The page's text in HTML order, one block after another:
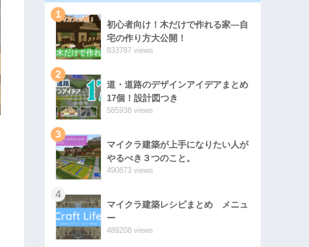
1
初心者向け！木だけで作れる家―自
宅の作り方大公開！
833787 views
2
道・道路のデザインアイデアまとめ
17個！設計図つき
585938 views
3
マイクラ建築が上手になりたい人が
やるべき３つのこと。
490873 views
4
マイクラ建築レシピまとめ メニュ
ー
489208 views